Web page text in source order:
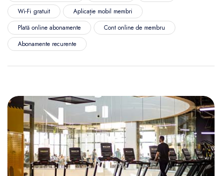
Wi-Fi gratuit
Aplicație mobil membri
Plată online abonamente
Cont online de membru
Abonamente recurente